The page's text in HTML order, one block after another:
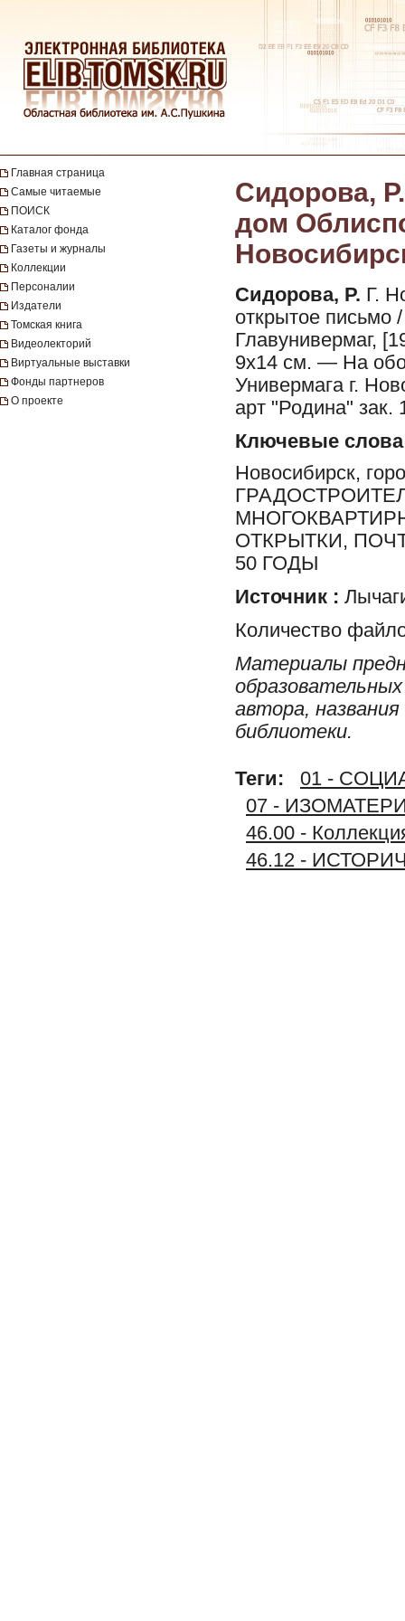
Главная страница
Самые читаемые
ПОИСК
Каталог фонда
Газеты и журналы
Коллекции
Персоналии
Издатели
Томская книга
Видеолекторий
Виртуальные выставки
Фонды партнеров
О проекте
Сидорова,
дом
Сидорова, Р. Г.
открытое
Главунивермаг,
9х14 см. — На
Универмага г.
арт "Родина"
Ключевые слова
Новосибирск,
ОТКРЫТКИ,
50 ГОДЫ
Источник :
Количество
Материалы
автора,
библиотеки.
Теги:
01 -
07 -
46.00 -
46.12 -